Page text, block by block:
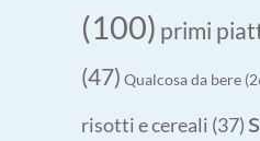
(100) primi
(47) Qualcosa da bere
risotti e cereali (37)